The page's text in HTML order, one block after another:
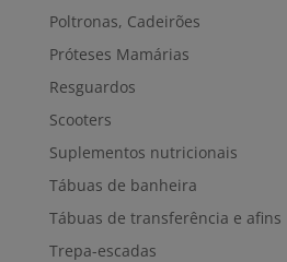
Poltronas, Cadeirões
Próteses Mamárias
Resguardos
Scooters
Suplementos nutricionais
Tábuas de banheira
Tábuas de transferência e afins
Trepa-escadas